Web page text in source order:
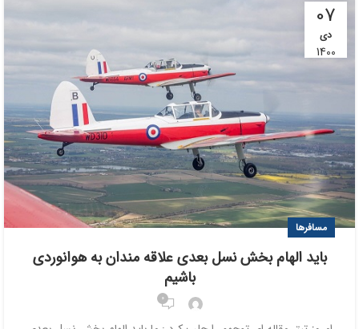
07
دی
1400
مسافرها
باید الهام بخش نسل بعدی علاقه مندان به هوانوردی
باشیم
0